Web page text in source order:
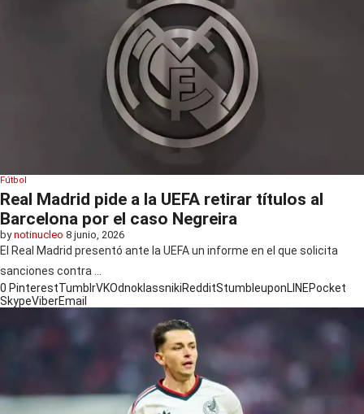
Fútbol
Real Madrid pide a la UEFA retirar títulos al
Barcelona por el caso Negreira
bynotinucleo 8 junio, 2026
El Real Madrid presentó ante la UEFA un informe en el que solicita
sanciones contra …
0 PinterestTumblrVKOdnoklassnikiRedditStumbleuponLINEPocket
SkypeViberEmail